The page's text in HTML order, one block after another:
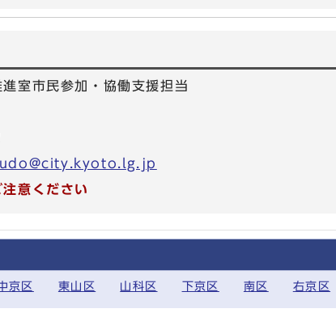
室市民参加・協働支援担当
意ください
京区 東山区 山科区 下京区 南区 右京区